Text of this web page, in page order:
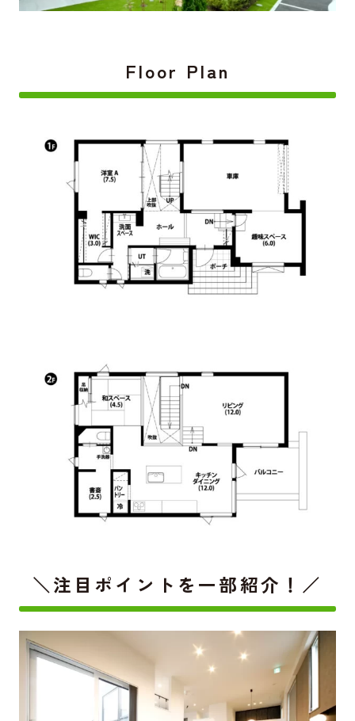
Floor Plan
＼注目ポイントを一部紹介！／